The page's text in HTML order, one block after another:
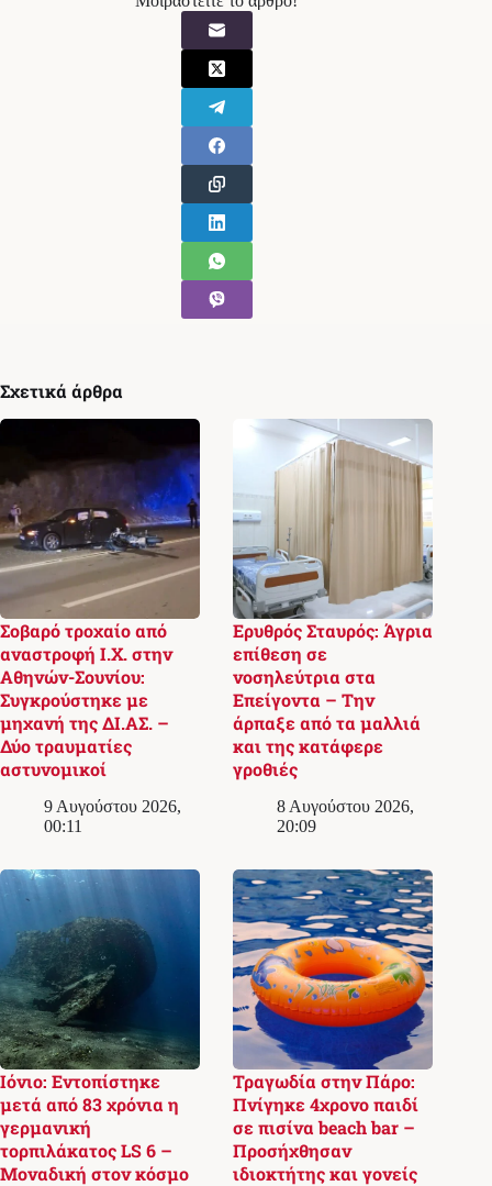
Σχετικά άρθρα
Σοβαρό τροχαίο από
αναστροφή Ι.Χ. στην
Αθηνών-Σουνίου:
Συγκρούστηκε με
μηχανή της ΔΙ.ΑΣ. –
Δύο τραυματίες
αστυνομικοί
9 Αυγούστου 2026,
00:11
Ερυθρός Σταυρός: Άγρια
επίθεση σε
νοσηλεύτρια στα
Επείγοντα – Την
άρπαξε από τα μαλλιά
και της κατάφερε
γροθιές
8 Αυγούστου 2026,
20:09
Ιόνιο: Εντοπίστηκε
μετά από 83 χρόνια η
γερμανική
τορπιλάκατος LS 6 –
Μοναδική στον κόσμο
Τραγωδία στην Πάρο:
Πνίγηκε 4χρονο παιδί
σε πισίνα beach bar –
Προσήχθησαν
ιδιοκτήτης και γονείς